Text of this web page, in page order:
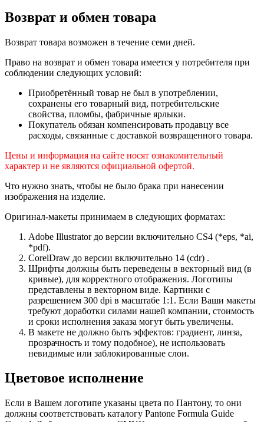
Возврат и обмен товара
Возврат товара возможен в течение семи дней.
Право на возврат и обмен товара имеется у потребителя при
соблюдении следующих условий:
Приобретённый товар не был в употреблении,
сохранены его товарный вид, потребительские
свойства, пломбы, фабричные ярлыки.
Покупатель обязан компенсировать продавцу все
расходы, связанные с доставкой возвращенного товара.
Цены и информация на сайте носят ознакомительный
характер и не являются официальной офертой.
Что нужно знать, чтобы не было брака при нанесении
изображения на изделие.
Оригинал-макеты принимаем в следующих форматах:
Adobe Illustrator до версии включительно CS4 (*eps, *ai,
*pdf).
CorelDraw до версии включительно 14 (cdr) .
Шрифты должны быть переведены в векторный вид (в
кривые), для корректного отображения. Логотипы
представлены в векторном виде. Картинки с
разрешением 300 dpi в масштабе 1:1. Если Ваши макеты
требуют доработки силами нашей компании, стоимость
и сроки исполнения заказа могут быть увеличены.
В макете не должно быть эффектов: градиент, линза,
прозрачность и тому подобное), не использовать
невидимые или заблокированные слои.
Цветовое исполнение
Если в Вашем логотипе указаны цвета по Пантону, то они
должны соответствовать каталогу Pantone Formula Guide